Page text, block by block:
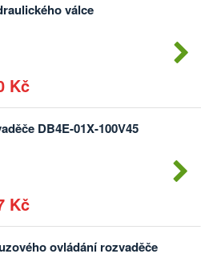
válce
Kč
DB4E-01X-100V45
Kč
ovládání rozvaděče